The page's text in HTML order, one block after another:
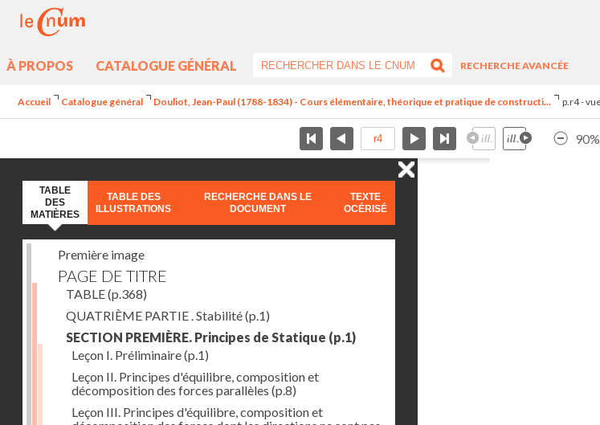
À PROPOS CATALOGUE GÉNÉRAL
RECHERCHE AVANCÉE
Accueil Catalogue général Douliot, Jean-Paul (1788-1834) - Cours élémentaire, théorique et pratique de constructi... p.r4 -
90%
TABLE
DES
MATIÈRES
TABLE DES
ILLUSTRATIONS
RECHERCHE DANS LE
DOCUMENT
TEXTE
OCÉRISÉ
Première image
PAGE DE TITRE
TABLE(p.368)
QUATRIÈME PARTIE . Stabilité(p.1)
SECTION PREMIÈRE. Principes de Statique (p.1)
Leçon I. Préliminaire(p.1)
Leçon II. Principes d'équilibre, composition et
décomposition des forces parallèles (p.8)
Leçon III. Principes d'équilibre, composition et